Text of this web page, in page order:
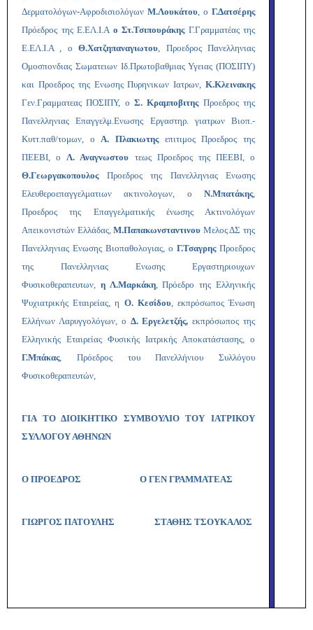
Δερματολόγων-Αφροδισιολόγων Μ.Λουκάτου, ο Γ.Δατσέρης
Πρόεδρος της Ε.ΕΛ.Ι.Α ο Στ.ΤσιπουράκηςΓ.Γραμματέας της
Ε.ΕΛ.Ι.Α , οΘ.Χατζηπαναγιωτου, Προεδρος Πανελληνιας
Ομοσπονδιας Σωματειων Ιδ.Πρωτοβαθμιας Υγειας (ΠΟΣΙΠΥ)
και Προεδρος της Ενωσης Πυρηνικων Ιατρων, Κ.Κλεινακης
Γεν.Γραμματεας ΠΟΣΙΠΥ, ο Σ. ΚραμποβιτηςΠροεδρος της
Πανελληνιας Επαγγελμ.Ενωσης Εργαστηρ. γιατρων Βιοπ.-
Κυττ.παθ/τομων, οΑ. Πλακιωτηςεπιτιμος Προεδρος της
ΠΕΕΒΙ, οΛ. Αναγνωστου τεως Προεδρος της ΠΕΕΒΙ, ο
Θ.ΓεωργακοπουλοςΠροεδρος της Πανελληνιας Ενωσης
Ελευθεροεπαγγελματιων ακτινολογων, ο Ν.Μπατάκης,
Προεδρος της Επαγγελματικής ένωσης Ακτινολόγων
Απεικονιστών Ελλάδας,Μ.Παπακωνσταντινου Μελος ΔΣ της
Πανελληνιας Ενωσης Βιοπαθολογιας, ο Γ.ΤσαγρηςΠροεδρος
της Πανελληνιας Ενωσης Εργαστηριουχων
Φυσικοθεραπευτων, η Λ.Μαρκάκη, Πρόεδρο της Ελληνικής
Ψυχιατρικής Εταιρείας, η Ο. Κεσίδου, εκπρόσωπος Ένωση
Ελλήνων Λαρυγγολόγων, ο Δ. Εργελετζής, εκπρόσωπος της
Ελληνικής Εταιρείας Φυσικής Ιατρικής Αποκατάστασης, ο
Γ.Μπάκας, Πρόεδρος του Πανελλήνιου Συλλόγου
Φυσικοθεραπευτών,
ΓΙΑ ΤΟ ΔΙΟΙΚΗΤΙΚΟ ΣΥΜΒΟΥΛΙΟ ΤΟΥ ΙΑΤΡΙΚΟΥ
ΣΥΛΛΟΓΟΥ ΑΘΗΝΩΝ
Ο ΠΡΟΕΔΡΟΣ Ο ΓΕΝ ΓΡΑΜΜΑΤΕΑΣ
ΓΙΩΡΓΟΣ ΠΑΤΟΥΛΗΣ ΣΤΑΘΗΣ ΤΣΟΥΚΑΛΟΣ